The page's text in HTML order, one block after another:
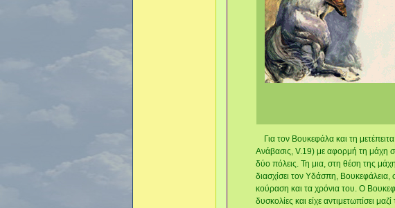
Για τον Βουκεφάλα και τη
Ανάβασις, V.19) με αφορμή τη μάχη
δύο πόλεις. Τη μια, στη θέση της
διασχίσει τον Υδάσπη,
κούραση και τα χρόνια του. Ο
δυσκολίες και είχε αντιμετωπίσει